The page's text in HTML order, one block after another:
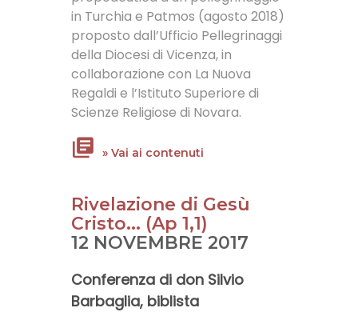
in Turchia e Patmos (agosto 2018)
proposto dall’Ufficio Pellegrinaggi
della Diocesi di Vicenza, in
collaborazione con La Nuova
Regaldi e l’Istituto Superiore di
Scienze Religiose di Novara.
» Vai ai contenuti
Rivelazione di Gesù
Cristo... (Ap 1,1)
12 NOVEMBRE 2017
Conferenza di don Silvio
Barbaglia, biblista